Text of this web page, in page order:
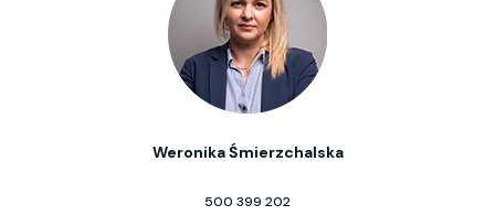
Weronika Śmierzchalska
500 399 202